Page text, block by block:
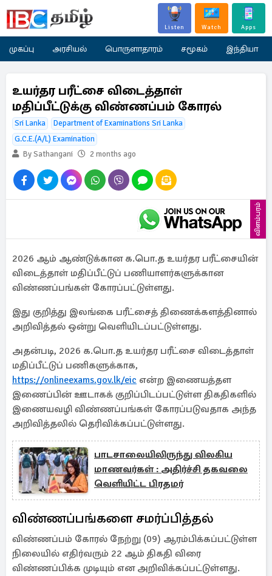
Listen Watch Apps
முகப்பு அரசியல் பொருளாதாரம் சமூகம் இந்தியா
உயர்தர பரீட்சை விடைத்தாள்
மதிப்பீட்டுக்கு விண்ணப்பம் கோரல்
Sri Lanka
Department of Examinations Sri Lanka
G.C.E.(A/L) Examination
By Sathangani
2 months ago
விளம்பரம்
2026 ஆம் ஆண்டுக்கான க.பொ.த உயர்தர பரீட்சையின்
விடைத்தாள் மதிப்பீட்டுப் பணியாளர்களுக்கான
விண்ணப்பங்கள் கோரப்பட்டுள்ளது.
இது குறித்து இலங்கை பரீட்சைத் திணைக்களத்தினால்
அறிவித்தல் ஒன்று வெளியிடப்பட்டுள்ளது.
அதன்படி, 2026 க.பொ.த உயர்தர பரீட்சை விடைத்தாள்
மதிப்பீட்டுப் பணிகளுக்காக,
https://onlineexams.gov.lk/eic என்ற இணையத்தள
இணைப்பின் ஊடாகக் குறிப்பிடப்பட்டுள்ள திகதிகளில்
இணையவழி விண்ணப்பங்கள் கோரப்படுவதாக அந்த
அறிவித்தலில் தெரிவிக்கப்பட்டுள்ளது.
பாடசாலையிலிருந்து விலகிய
மாணவர்கள் : அதிர்ச்சி தகவலை
வெளியிட்ட பிரதமர்
விண்ணப்பங்களை சமர்ப்பித்தல்
விண்ணப்பம் கோரல் நேற்று (09) ஆரம்பிக்கப்பட்டுள்ள
நிலையில் எதிர்வரும் 22 ஆம் திகதி விரை
விண்ணப்பிக்க முடியும் என அறிவிக்கப்பட்டுள்ளது.